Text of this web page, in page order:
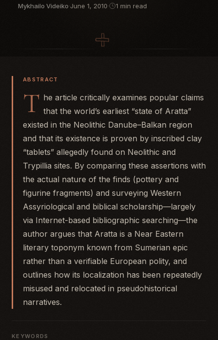
Mykhailo Videiko·June 1, 2010· 1 min read
ABSTRACT
T he article critically examines popular claims
that the world’s earliest “state of Aratta”
existed in the Neolithic Danube–Balkan region
and that its existence is proven by inscribed clay
“tablets” allegedly found on Neolithic and
Trypillia sites. By comparing these assertions with
the actual nature of the finds (pottery and
figurine fragments) and surveying Western
Assyriological and biblical scholarship—largely
via Internet-based bibliographic searching—the
author argues that Aratta is a Near Eastern
literary toponym known from Sumerian epic
rather than a verifiable European polity, and
outlines how its localization has been repeatedly
misused and relocated in pseudohistorical
narratives.
KEYWORDS